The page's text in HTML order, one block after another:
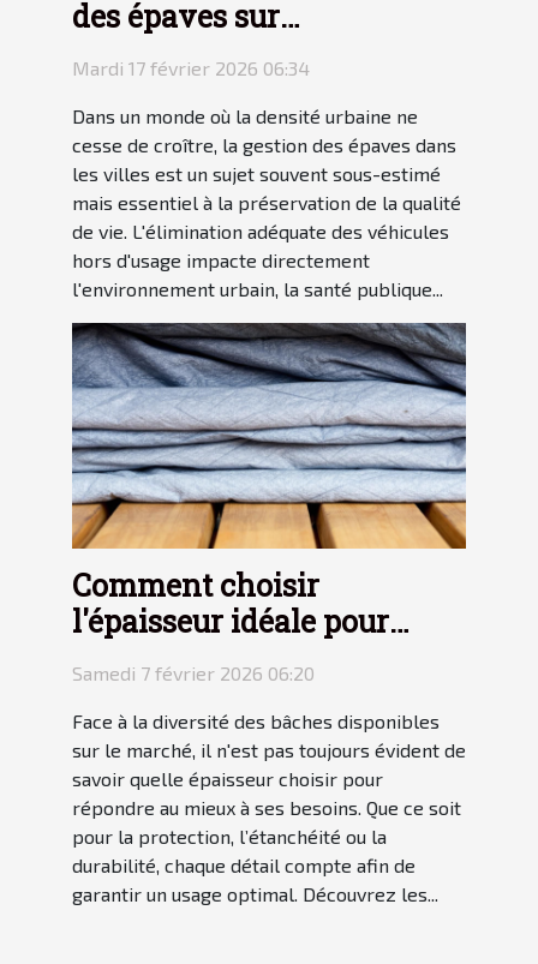
des épaves sur
l'environnement urbain
Mardi 17 février 2026 06:34
Dans un monde où la densité urbaine ne
cesse de croître, la gestion des épaves dans
les villes est un sujet souvent sous-estimé
mais essentiel à la préservation de la qualité
de vie. L'élimination adéquate des véhicules
hors d'usage impacte directement
l'environnement urbain, la santé publique...
Comment choisir
l'épaisseur idéale pour
votre bâche ?
Samedi 7 février 2026 06:20
Face à la diversité des bâches disponibles
sur le marché, il n'est pas toujours évident de
savoir quelle épaisseur choisir pour
répondre au mieux à ses besoins. Que ce soit
pour la protection, l’étanchéité ou la
durabilité, chaque détail compte afin de
garantir un usage optimal. Découvrez les...